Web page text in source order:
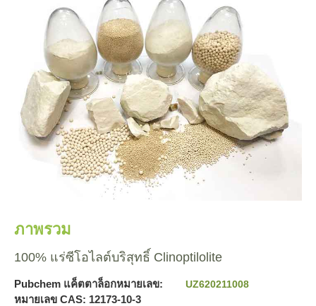
ภาพรวม
100% แร่ซีโอไลต์บริสุทธิ์ Clinoptilolite
Pubchem แค็ตตาล็อกหมายเลข: UZ620211008
หมายเลข CAS: 12173-10-3